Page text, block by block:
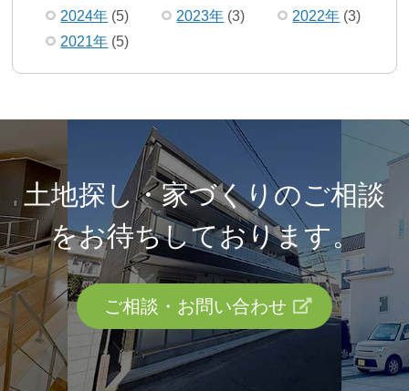
2024年 (5) 2023年 (3) 2022年 (3)
2021年 (5)
土地探し・家づくりのご相談
をお待ちしております。
ご相談・お問い合わせ